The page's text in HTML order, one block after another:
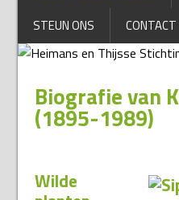
STEUN ONS
CONTACT
Biografie van
(1895-1989)
Wilde